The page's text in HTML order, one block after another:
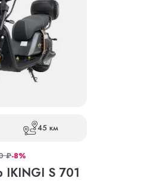
45 км
₽-8%
IKINGI S 701